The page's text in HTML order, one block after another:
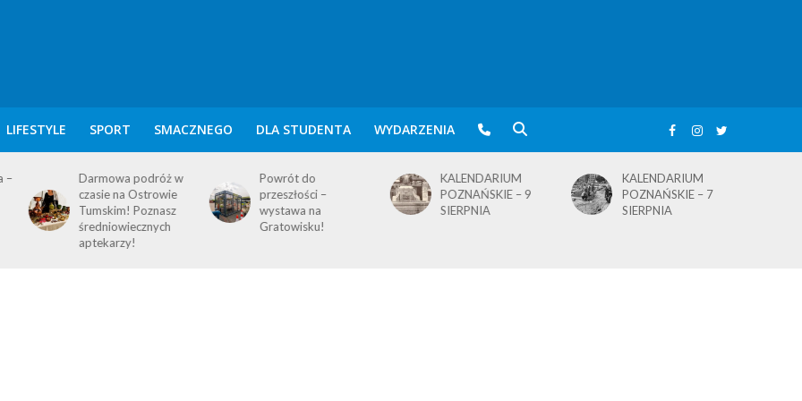
LIFESTYLE SPORT SMACZNEGO DLA STUDENTA WYDARZENIA
Powrót do
przeszłości –
wystawa na
Gratowisku!
KALENDARIUM
POZNAŃSKIE – 9
SIERPNIA
KALENDARIUM
POZNAŃSKIE – 7
SIERPNIA
KALENDARIUM
POZNAŃSKIE – 5
SIERPNIA